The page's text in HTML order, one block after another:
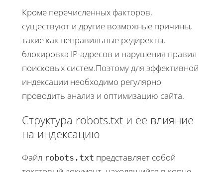
Кроме перечисленных факторов,
существуют и другие возможные причины,
такие как неправильные редиректы,
блокировка IP-адресов и нарушения правил
поисковых систем.Поэтому для эффективной
индексации необходимо регулярно
проводить анализ и оптимизацию сайта.
Структура robots.txt и ее влияние
на индексацию
Файл robots.txt представляет собой